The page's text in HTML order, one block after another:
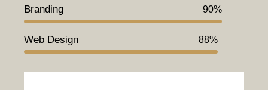
Branding 90%
Web Design 88%